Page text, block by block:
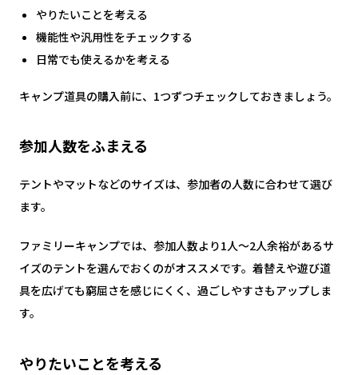
やりたいことを考える
機能性や汎用性をチェックする
日常でも使えるかを考える
キャンプ道具の購入前に、1つずつチェックしておきましょう。
参加人数をふまえる
テントやマットなどのサイズは、参加者の人数に合わせて選び
ます。
ファミリーキャンプでは、参加人数より1人〜2人余裕があるサ
イズのテントを選んでおくのがオススメです。着替えや遊び道
具を広げても窮屈さを感じにくく、過ごしやすさもアップしま
す。
やりたいことを考える